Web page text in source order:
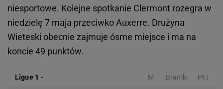
niesportowe. Kolejne spotkanie Clermont rozegra w
niedzielę 7 maja przeciwko Auxerre. Drużyna
Wieteski obecnie zajmuje ósme miejsce i ma na
koncie 49 punktów.
Ligue 1 - M Bramki Pkt